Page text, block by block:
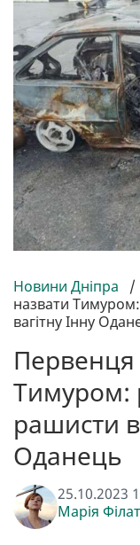
Новини Дніпра /
назвати
вагітну Інну
Первенця
Тимуром:
рашисти
Оданець
25.10.2023
Марія